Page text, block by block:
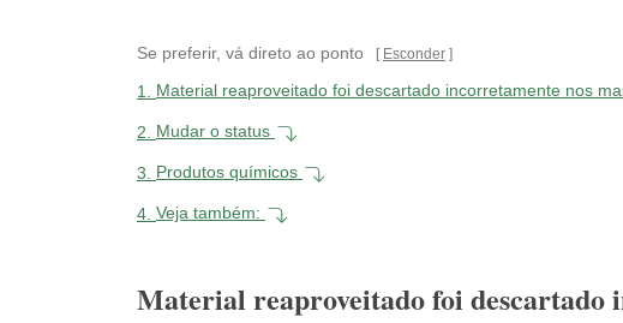
Se preferir, vá direto ao ponto Esconder
1. Material reaproveitado foi descartado incorretamente nos
2. Mudar o status
3. Produtos químicos
4. Veja também:
Material reaproveitado foi descartado